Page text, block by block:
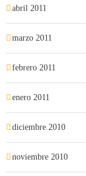
abril 2011
marzo 2011
febrero 2011
enero 2011
diciembre 2010
noviembre 2010